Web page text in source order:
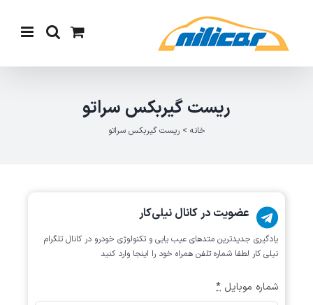
content
ریست گیربکس سراتو
خانه >ریست گیربکس سراتو
عضویت در کانال نیلی‌کار
یادگیری جدیدترین متد‌های عیب یابی‌ و تکنولوژی خودرو در کانال تلگرام
نیلی کار لطفا شماره تلفن همراه خود را اینجا وارد کنید
شماره موبایل *